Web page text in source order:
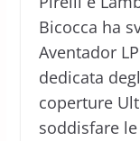
Bicocca ha
Aventador
dedicata
coperture
soddisfare